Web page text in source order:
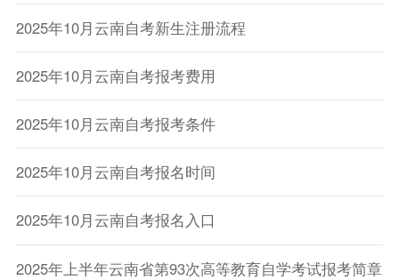
2025年10月云南自考新生注册流程
2025年10月云南自考报考费用
2025年10月云南自考报考条件
2025年10月云南自考报名时间
2025年10月云南自考报名入口
2025年上半年云南省第93次高等教育自学考试报考简章